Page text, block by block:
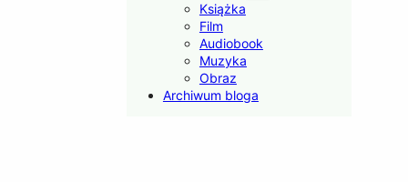
Książka
Film
Audiobook
Muzyka
Obraz
Archiwum bloga